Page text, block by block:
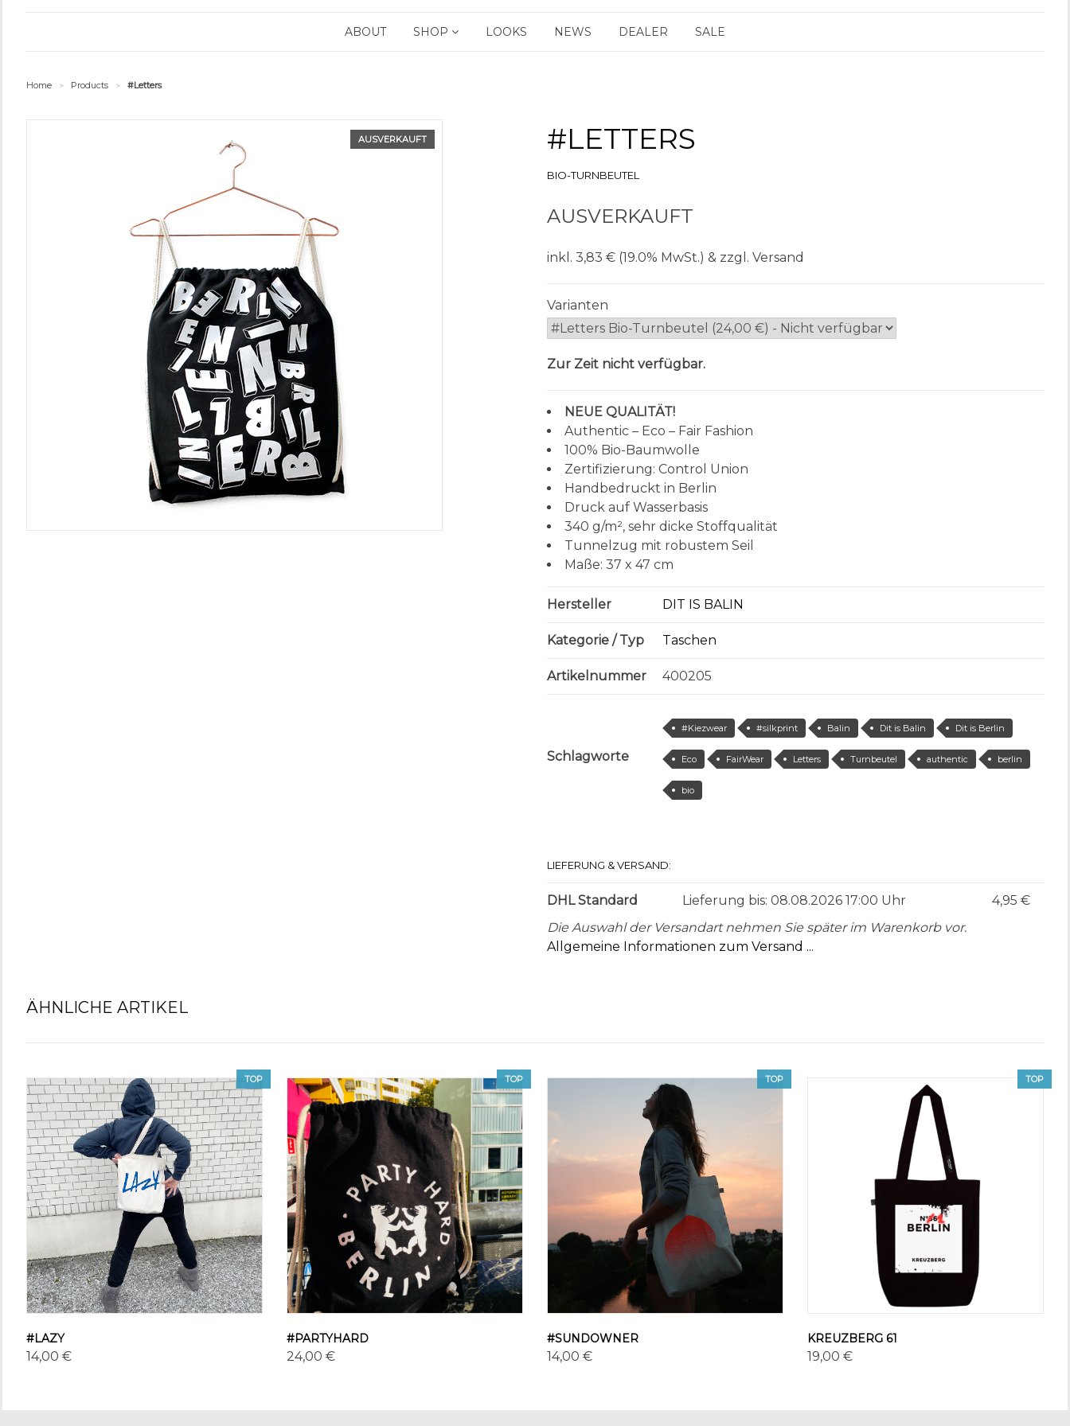
ABOUT SHOP LOOKS NEWS DEALER SALE
Home > Products > #Letters
AUSVERKAUFT #LETTERS
BIO-TURNBEUTEL
AUSVERKAUFT
inkl. 3,83 € (19.0% MwSt.) & zzgl. Versand
Varianten
Zur Zeit nicht verfügbar.
NEUE QUALITÄT!
Authentic – Eco – Fair Fashion
100% Bio-Baumwolle
Zertifizierung: Control Union
Handbedruckt in Berlin
Druck auf Wasserbasis
340 g/m², sehr dicke Stoffqualität
Tunnelzug mit robustem Seil
Maße: 37 x 47 cm
Hersteller DIT IS BALIN
Kategorie / Typ Taschen
Artikelnummer 400205
Schlagworte
#Kiezwear #silkprint Balin Dit is Balin Dit is Berlin
Eco FairWear Letters Turnbeutel authentic berlin
bio
LIEFERUNG & VERSAND:
DHL Standard Lieferung bis: 08.08.2026 17:00 Uhr
4,95 €
Die Auswahl der Versandart nehmen Sie später im Warenkorb vor.
Allgemeine Informationen zum Versand ...
ÄHNLICHE ARTIKEL
TOP
#LAZY
14,00 €
TOP
#PARTYHARD
24,00 €
TOP
#SUNDOWNER
14,00 €
TOP
KREUZBERG 61
19,00 €